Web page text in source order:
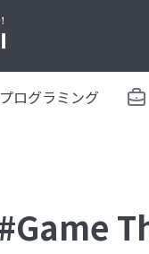
プログラミング